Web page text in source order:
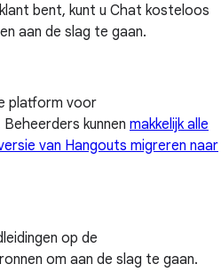
bent, kunt u Chat kosteloos
aan de slag te gaan.
platform voor
kunnen makkelijk alle
van Hangouts migreren naar
op de
om aan de slag te gaan.